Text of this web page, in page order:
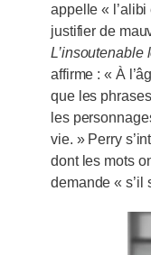
appelle «
justifier de
L’insoutenable
affirme : « À
que les
les
vie. » Perry
dont les mots
demande « s’il